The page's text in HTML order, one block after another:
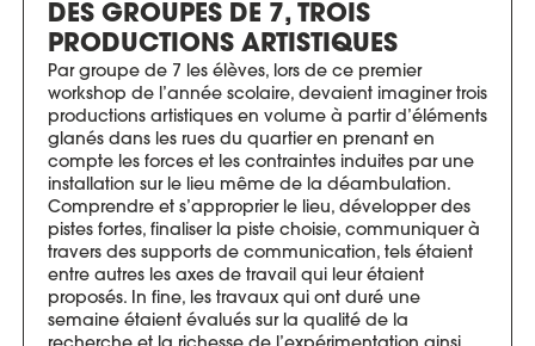
DES GROUPES DE 7, TROIS
PRODUCTIONS ARTISTIQUES
Par groupe de 7 les élèves, lors de ce premier
workshop de l’année scolaire, devaient imaginer trois
productions artistiques en volume à partir d’éléments
glanés dans les rues du quartier en prenant en
compte les forces et les contraintes induites par une
installation sur le lieu même de la déambulation.
Comprendre et s’approprier le lieu, développer des
pistes fortes, finaliser la piste choisie, communiquer à
travers des supports de communication, tels étaient
entre autres les axes de travail qui leur étaient
proposés. In fine, les travaux qui ont duré une
semaine étaient évalués sur la qualité de la